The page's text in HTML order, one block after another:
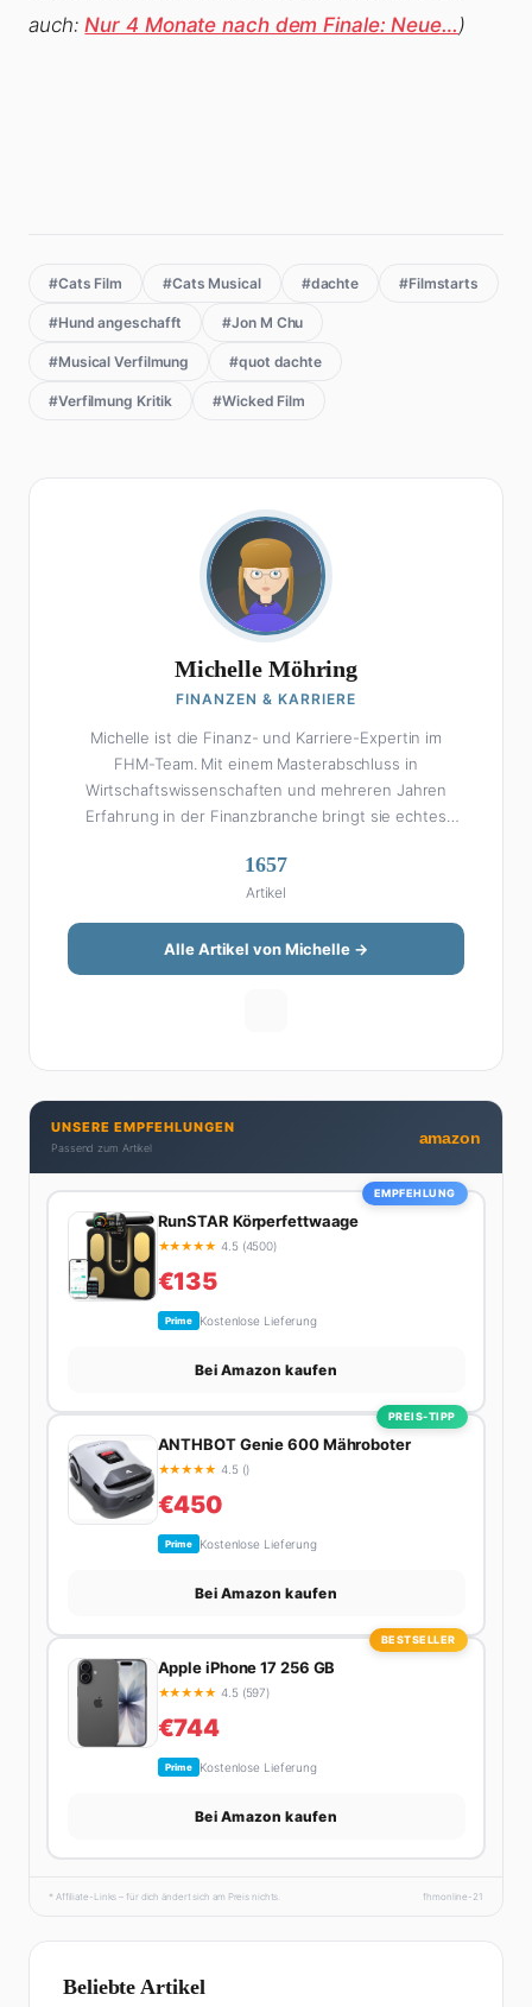
auch:Nur 4 Monate nach dem Finale: Neue…)
#Cats Film #Cats Musical #dachte #Filmstarts
#Hund angeschafft #Jon M Chu
#Musical Verfilmung #quot dachte
#Verfilmung Kritik #Wicked Film
Michelle Möhring
FINANZEN & KARRIERE
Michelle ist die Finanz- und Karriere-Expertin im
FHM-Team. Mit einem Masterabschluss in
Wirtschaftswissenschaften und mehreren Jahren
Erfahrung in der Finanzbranche bringt sie echtes
Michelle klingt Altersvorsorge nicht wie eine
Steuererklärung. Ihre Stärke liegt darin, komplexe
Finanzthemen so aufzubereiten, dass sie jeder
versteht – ohne Fachchinesisch, dafür mit konkreten
Tipps zum Umsetzen. Von ETF-Strategien über
Privatleben unter einen Hut bekommt. Privat ist sie
bekennende Kaffee-Süchtige (3+ Tassen am Tag,
Minimum), Podcast-Hörerin und verbringt ihre
Wochenenden am liebsten in der Natur oder auf dem
1657
Artikel
Alle Artikel von Michelle →
UNSERE EMPFEHLUNGEN
Passend zum Artikel
amazon
EMPFEHLUNG
RunSTAR Körperfettwaage
★★★★★ 4.5 (4500)
€135
Prime Kostenlose Lieferung
Bei Amazon kaufen
PREIS-TIPP
ANTHBOT Genie 600 Mähroboter
★★★★★ 4.5 ()
€450
Prime Kostenlose Lieferung
Bei Amazon kaufen
BESTSELLER
Apple iPhone 17 256 GB
★★★★★ 4.5 (597)
€744
Prime Kostenlose Lieferung
Bei Amazon kaufen
* Affiliate-Links – für dich ändert sich am Preis nichts. fhmonline-21
Beliebte Artikel